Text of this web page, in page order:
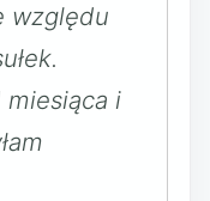
względu
i